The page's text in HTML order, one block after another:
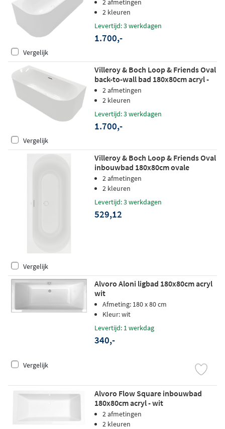
2 afmetingen
2 kleuren
Levertijd: 3 werkdagen
1.700,-
Vergelijk
Villeroy & Boch Loop & Friends Oval
back-to-wall bad 180x80cm acryl -
hoek links/rechts - Wit
2 afmetingen
2 kleuren
Levertijd: 3 werkdagen
1.700,-
Vergelijk
Villeroy & Boch Loop & Friends Oval
inbouwbad 180x80cm ovale
binnenvorm acryl - stone white
2 afmetingen
2 kleuren
Levertijd: 3 werkdagen
529,12
Vergelijk
Alvoro Aloni ligbad 180x80cm acryl
wit
Afmeting: 180 x 80 cm
Kleur: wit
Levertijd: 1 werkdag
340,-
Vergelijk
Alvoro Flow Square inbouwbad
180x80cm acryl - wit
2 afmetingen
2 kleuren